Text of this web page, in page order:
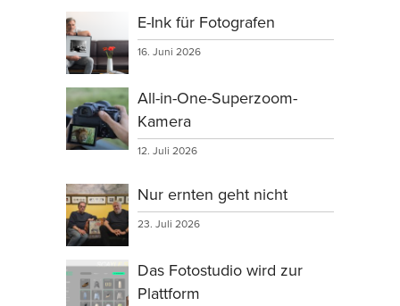
E-Ink für Fotografen
16. Juni 2026
All-in-One-Superzoom-
Kamera
12. Juli 2026
Nur ernten geht nicht
23. Juli 2026
Das Fotostudio wird zur
Plattform